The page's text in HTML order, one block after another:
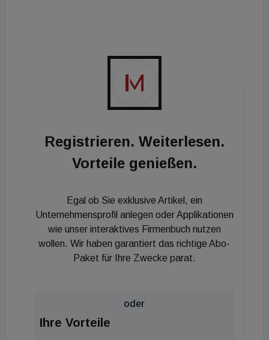
Niedrigenergiestandard (HWB 30 kWh/ m²a).
Baustart war im Oktober 2023, die Fertigstellung
ist voraussichtlich für Herbst/Winter 2024 geplant.
Registrieren. Weiterlesen.
Vorteile genießen.
Egal ob Sie exklusive Artikel, ein
Unternehmensprofil anlegen oder Applikationen
wie unser interaktives Firmenbuch nutzen
wollen. Wir haben garantiert das richtige Abo-
Paket für Ihre Zwecke parat.
oder
Ihre Vorteile